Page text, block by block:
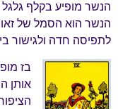
הנשר מופיע בקלף גלגל
הנשר הוא הסמל של
לתפיסה חדה ולגישור
בז
אותן